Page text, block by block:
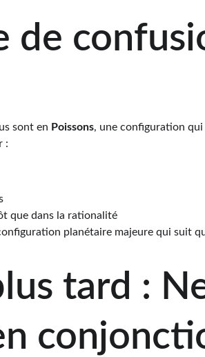
de
sont en Poissons, une configuration
:
que dans la rationalité
planétaire majeure qui suit
tard :